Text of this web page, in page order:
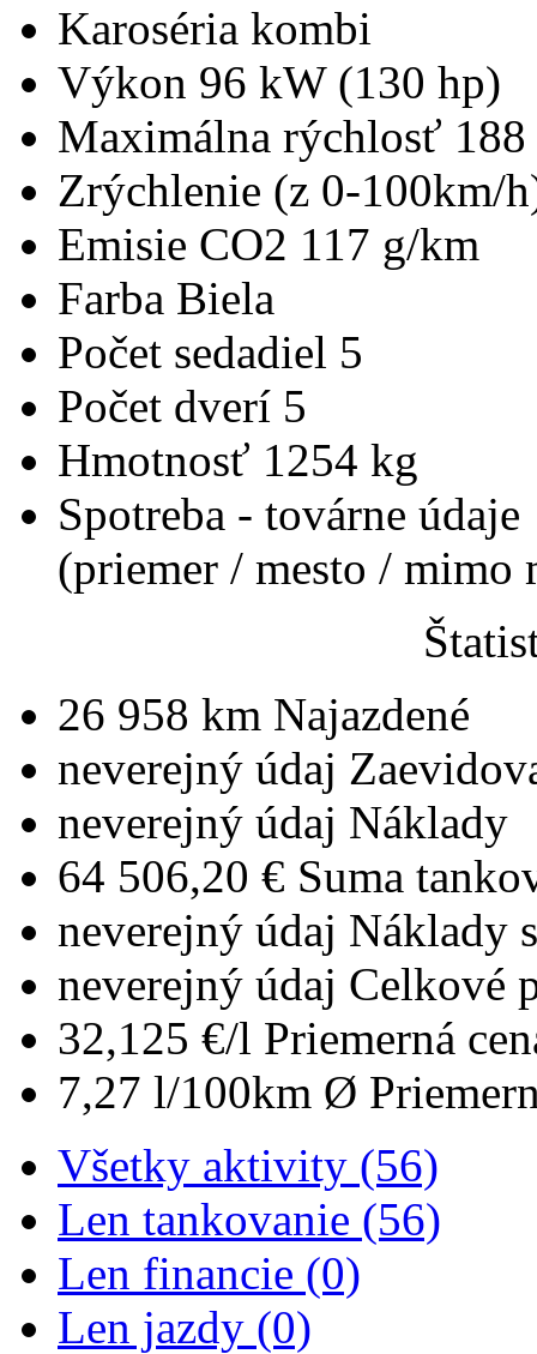
Karoséria kombi
Výkon 96 kW (130 hp)
Maximálna rýchlosť
Zrýchlenie (z 0-100km/
Emisie CO2 117 g/km
Farba Biela
Počet sedadiel 5
Počet dverí 5
Hmotnosť 1254 kg
Spotreba - továrne údaje
(priemer / mesto / mimo
26 958 km Najazdené
neverejný údaj
neverejný údaj Náklady
64 506,20 € Suma
neverejný údaj Náklady
neverejný údaj Celkové
32,125 €/l Priemerná
7,27 l/100km Ø
Všetky aktivity (56)
Len tankovanie (56)
Len financie (0)
Len jazdy (0)